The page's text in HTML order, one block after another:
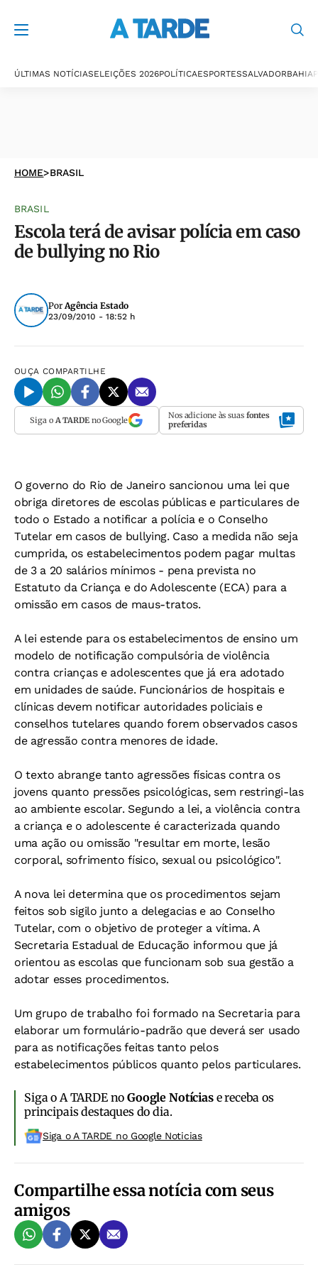
ÚLTIMAS NOTÍCIASELEIÇÕES 2026POLÍTICAESPORTESSALVADORBAHIA
HOME>BRASIL
BRASIL
Escola terá de avisar polícia em caso
de bullying no Rio
PorAgência Estado
23/09/2010 - 18:52 h
OUÇA COMPARTILHE
Siga o A TARDEno Google Nos adicione às suas fontes
preferidas
O governo do Rio de Janeiro sancionou uma lei que
obriga diretores de escolas públicas e particulares de
todo o Estado a notificar a polícia e o Conselho
Tutelar em casos de bullying. Caso a medida não seja
cumprida, os estabelecimentos podem pagar multas
de 3 a 20 salários mínimos - pena prevista no
Estatuto da Criança e do Adolescente (ECA) para a
omissão em casos de maus-tratos.
A lei estende para os estabelecimentos de ensino um
modelo de notificação compulsória de violência
contra crianças e adolescentes que já era adotado
em unidades de saúde. Funcionários de hospitais e
clínicas devem notificar autoridades policiais e
conselhos tutelares quando forem observados casos
de agressão contra menores de idade.
O texto abrange tanto agressões físicas contra os
jovens quanto pressões psicológicas, sem restringi-las
ao ambiente escolar. Segundo a lei, a violência contra
a criança e o adolescente é caracterizada quando
uma ação ou omissão "resultar em morte, lesão
corporal, sofrimento físico, sexual ou psicológico".
A nova lei determina que os procedimentos sejam
feitos sob sigilo junto a delegacias e ao Conselho
Tutelar, com o objetivo de proteger a vítima. A
Secretaria Estadual de Educação informou que já
orientou as escolas que funcionam sob sua gestão a
adotar esses procedimentos.
Um grupo de trabalho foi formado na Secretaria para
elaborar um formulário-padrão que deverá ser usado
para as notificações feitas tanto pelos
estabelecimentos públicos quanto pelos particulares.
Siga o A TARDE noGoogle Notíciase receba os
principais destaques do dia.
Siga o A TARDE no Google Noticias
Compartilhe essa notícia com seus
amigos